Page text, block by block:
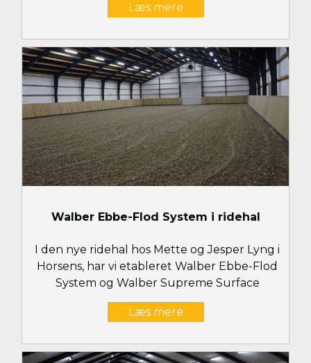
Læs mere
Walber Ebbe-Flod System i ridehal
I den nye ridehal hos Mette og Jesper Lyng i
Horsens, har vi etableret Walber Ebbe-Flod
System og Walber Supreme Surface
Læs mere